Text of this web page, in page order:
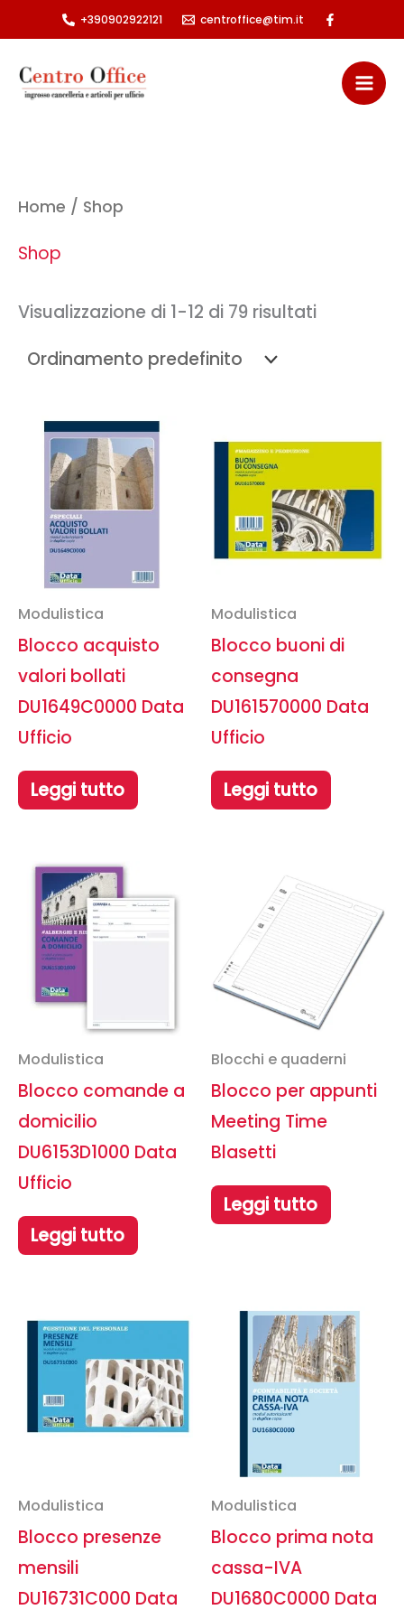
al
contenuto
+390902922121 centroffice@tim.it
Home / Shop
Shop
Visualizzazione di 1-12 di 79 risultati
Modulistica
Blocco acquisto
valori bollati
DU1649C0000 Data
Ufficio
Leggi tutto
Modulistica
Blocco buoni di
consegna
DU161570000 Data
Ufficio
Leggi tutto
Modulistica
Blocco comande a
domicilio
DU6153D1000 Data
Ufficio
Leggi tutto
Blocchi e quaderni
Blocco per appunti
Meeting Time
Blasetti
Leggi tutto
Modulistica
Blocco presenze
mensili
DU16731C000 Data
Modulistica
Blocco prima nota
cassa-IVA
DU1680C0000 Data